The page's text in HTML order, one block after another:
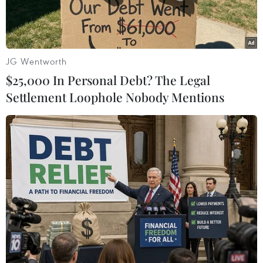
Sản xuất nội thất tại Công ty TNHH nội thất Mạnh Hệ, Thành
phố Hồ Chí Minh. (Ảnh: Hồng Nhung/ TTXVN)
Với tín hiệu từ các thị trường nhập khẩu đang
tốt dần lên kể từ đầu quý 2/2024 cho đến nay,
các doanh nghiệp nhập khẩu hàng hóa Việt
Nam cũng thúc đẩy các đơn hàng; trong đó có
JG Wentworth
$25,000 In Personal Debt? The Legal
Settlement Loophole Nobody Mentions